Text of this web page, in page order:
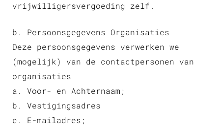
vrijwilligersvergoeding zelf.
b. Persoonsgegevens Organisaties
Deze persoonsgegevens verwerken we
(mogelijk) van de contactpersonen van
organisaties
a. Voor- en Achternaam;
b. Vestigingsadres
c. E-mailadres;